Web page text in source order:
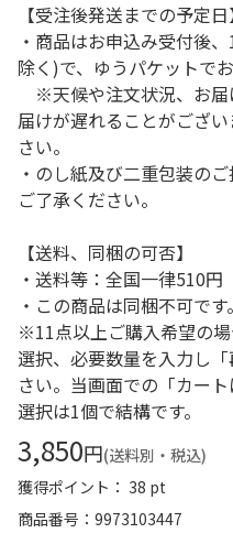
【受注後発送までの予定日
・商品はお申込み受付後
除く)で、ゆうパケットで
※天候や注文状況、お届
届けが遅れることがござ
さい。
・のし紙及び二重包装の
ご了承ください。
【送料、同梱の可否】
・送料等：全国一律510円
・この商品は同梱不可です。
※11点以上ご購入希望の
選択、必要数量を入力し
さい。当画面での「カー
選択は1個で結構です。
3,850円(送料別・税込)
獲得ポイント： 38 pt
商品番号
9973103447